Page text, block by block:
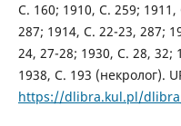
С. 160; 1910, С. 259;
287; 1914, С. 22-23, 287;
24, 27-28; 1930, С. 28, 32;
1938, С. 193 (некролог).
https://dlibra.kul.pl/